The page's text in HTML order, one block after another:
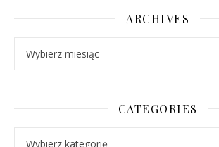
ARCHIVES
CATEGORIES